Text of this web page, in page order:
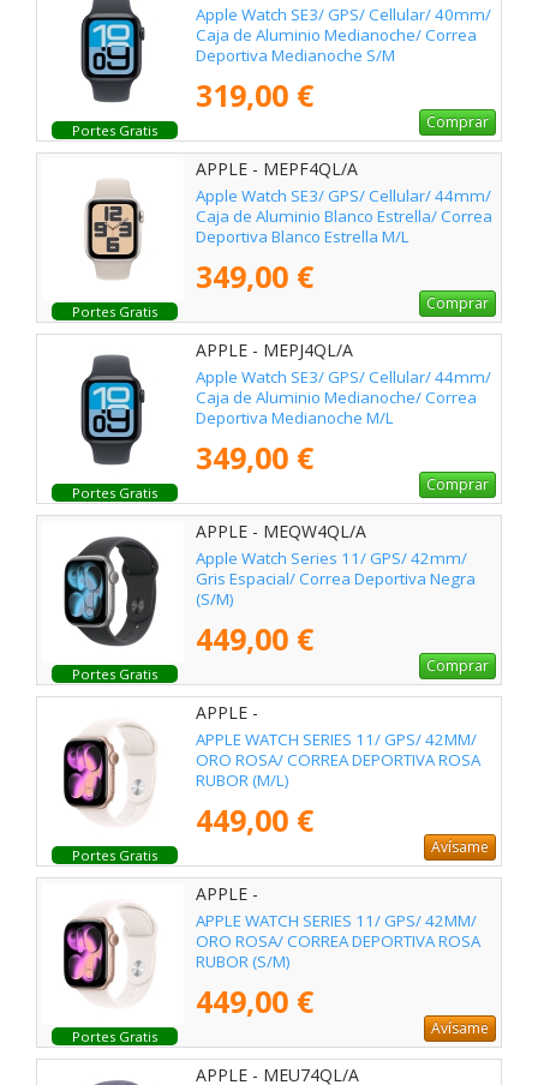
Portes Gratis
Apple Watch SE3/ GPS/ Cellular/ 40mm/
Caja de Aluminio Medianoche/ Correa
Deportiva Medianoche S/M
319,00 €
Comprar
Portes Gratis
APPLE - MEPF4QL/A
Apple Watch SE3/ GPS/ Cellular/ 44mm/
Caja de Aluminio Blanco Estrella/ Correa
Deportiva Blanco Estrella M/L
349,00 €
Comprar
Portes Gratis
APPLE - MEPJ4QL/A
Apple Watch SE3/ GPS/ Cellular/ 44mm/
Caja de Aluminio Medianoche/ Correa
Deportiva Medianoche M/L
349,00 €
Comprar
Portes Gratis
APPLE - MEQW4QL/A
Apple Watch Series 11/ GPS/ 42mm/
Gris Espacial/ Correa Deportiva Negra
(S/M)
449,00 €
Comprar
Portes Gratis
APPLE -
APPLE WATCH SERIES 11/ GPS/ 42MM/
ORO ROSA/ CORREA DEPORTIVA ROSA
RUBOR (M/L)
449,00 €
Avísame
Portes Gratis
APPLE -
APPLE WATCH SERIES 11/ GPS/ 42MM/
ORO ROSA/ CORREA DEPORTIVA ROSA
RUBOR (S/M)
449,00 €
Avísame
APPLE - MEU74QL/A